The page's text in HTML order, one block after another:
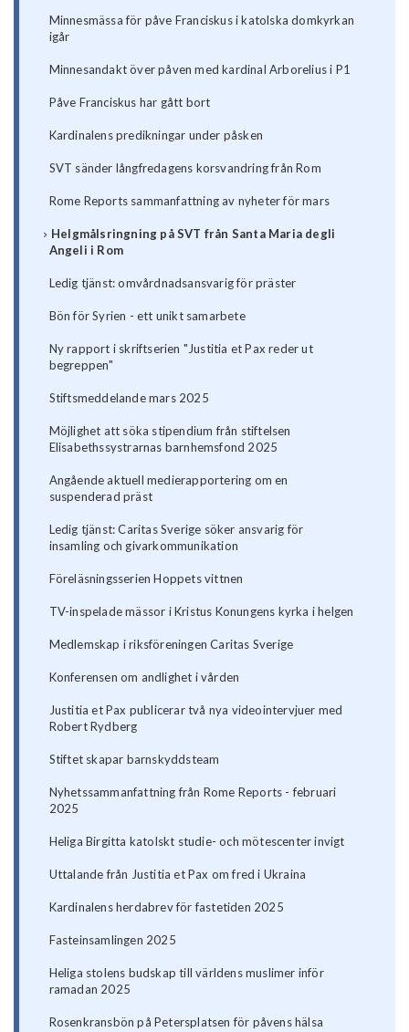
Minnesmässa för påve Franciskus i katolska domkyrkan
igår
Minnesandakt över påven med kardinal Arborelius i P1
Påve Franciskus har gått bort
Kardinalens predikningar under påsken
SVT sänder långfredagens korsvandring från Rom
Rome Reports sammanfattning av nyheter för mars
Helgmålsringning på SVT från Santa Maria degli
Angeli i Rom
Ledig tjänst: omvårdnadsansvarig för präster
Bön för Syrien - ett unikt samarbete
Ny rapport i skriftserien "Justitia et Pax reder ut
begreppen"
Stiftsmeddelande mars 2025
Möjlighet att söka stipendium från stiftelsen
Elisabethssystrarnas barnhemsfond 2025
Angående aktuell medierapportering om en
suspenderad präst
Ledig tjänst: Caritas Sverige söker ansvarig för
insamling och givarkommunikation
Föreläsningsserien Hoppets vittnen
TV-inspelade mässor i Kristus Konungens kyrka i helgen
Medlemskap i riksföreningen Caritas Sverige
Konferensen om andlighet i vården
Justitia et Pax publicerar två nya videointervjuer med
Robert Rydberg
Stiftet skapar barnskyddsteam
Nyhetssammanfattning från Rome Reports - februari
2025
Heliga Birgitta katolskt studie- och mötescenter invigt
Uttalande från Justitia et Pax om fred i Ukraina
Kardinalens herdabrev för fastetiden 2025
Fasteinsamlingen 2025
Heliga stolens budskap till världens muslimer inför
ramadan 2025
Rosenkransbön på Petersplatsen för påvens hälsa